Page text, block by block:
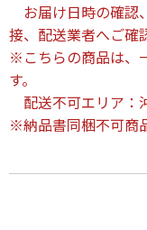
お届け日時の確認
接、配送業者へご確
※こちらの商品は、
す。
配送不可エリア：
※納品書同梱不可商